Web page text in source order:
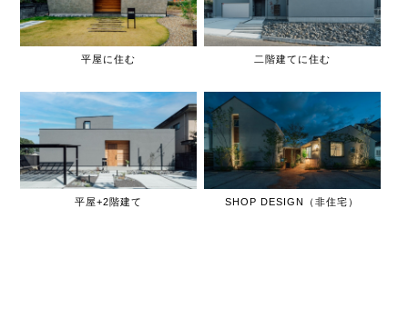
平屋に住む 二階建てに住む
平屋+2階建て SHOP DESIGN（非住宅）